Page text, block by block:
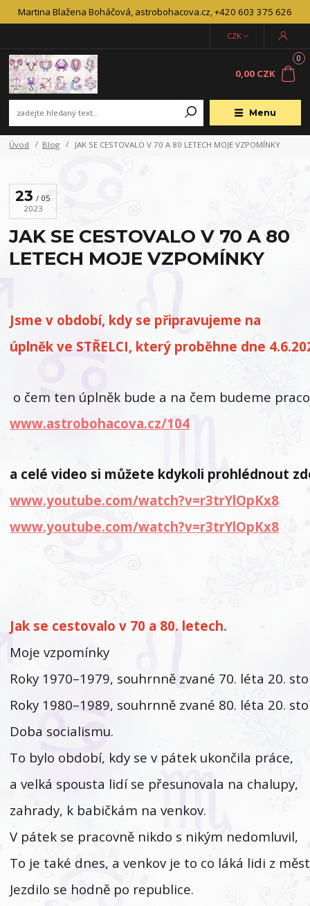
Martina Blažena Boháčová, astrobohacova.cz, +420 603 375 626
Menu
CZK
0
0,00 CZK
Úvod Blog JAK SE CESTOVALO V 70 A 80 LETECH MOJE VZPOMÍNKY
23
05
2023
JAK SE CESTOVALO V 70 A 80
LETECH MOJE VZPOMÍNKY
Jsme v období, kdy se připravujeme na
úplněk ve STŘELCI, který proběhne dne
o čem ten úplněk bude a na čem budeme
www.astrobohacova.cz/104
a celé video si můžete kdykoli prohlédnout
www.youtube.com/watch?v=r3trYlOpKx8
www.youtube.com/watch?v=r3trYlOpKx8
Jak se cestovalo v 70 a 80. letech.
Moje vzpomínky
Roky 1970–1979, souhrnně zvané 70. léta 20.
Roky 1980–1989, souhrnně zvané 80. léta 20.
Doba socialismu.
To bylo období, kdy se v pátek ukončila práce,
a velká spousta lidí se přesunovala na chalupy,
zahrady, k babičkám na venkov.
V pátek se pracovně nikdo s nikým nedomluvil,
To je také dnes, a venkov je to co láká lidi z
Jezdilo se hodně po republice.